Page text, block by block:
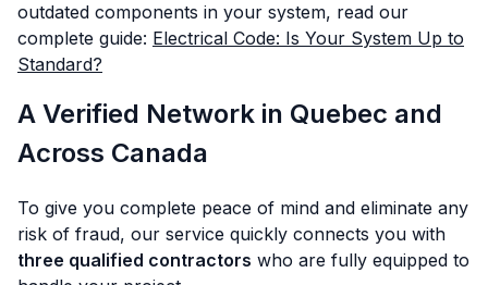
outdated components in your system, read our
complete guide: Electrical Code: Is Your System Up to
Standard?
A Verified Network in Quebec and
Across Canada
To give you complete peace of mind and eliminate any
risk of fraud, our service quickly connects you with
three qualified contractors who are fully equipped to